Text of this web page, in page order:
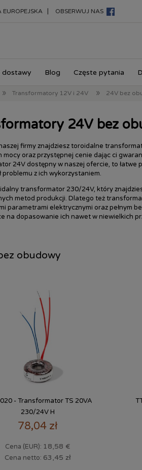
dostawy Blog Częste pytania
» Transformatory 12V i 24V » 24V bez
EUROPEJSKA OBSERWUJ NAS
24V bez
firmy znajdziesz toroidalne
mocy oraz przystępnej cenie dając ci
24V dostępny w naszej ofercie, to łatwe
problemu z ich wykorzystaniem.
transformator 230/24V, który
metod produkcji. Dlatego też
parametrami elektrycznymi oraz pełnym
na dopasowanie ich nawet w niewielkich
obudowy
- Transformator TS 20VA
230/24V H
78,04 zł
Cena (EUR): 18,58 €
Cena netto: 63,45 zł